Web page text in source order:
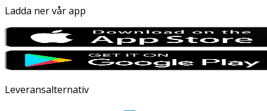
Ladda ner vår app
Leveransalternativ